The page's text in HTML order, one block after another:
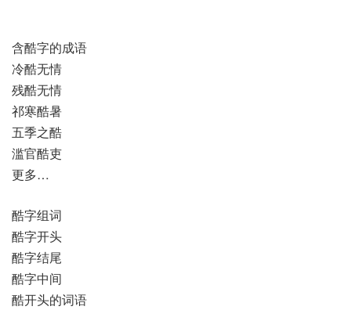
含酷字的成语
冷酷无情
残酷无情
祁寒酷暑
五季之酷
滥官酷吏
更多…
酷字组词
酷字开头
酷字结尾
酷字中间
酷开头的词语